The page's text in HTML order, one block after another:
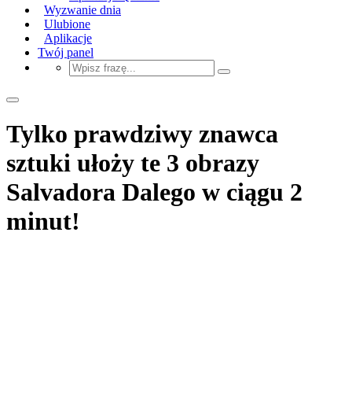
Wyzwanie dnia
Ulubione
Aplikacje
Twój panel
Tylko prawdziwy znawca
sztuki ułoży te 3 obrazy
Salvadora Dalego w ciągu 2
minut!